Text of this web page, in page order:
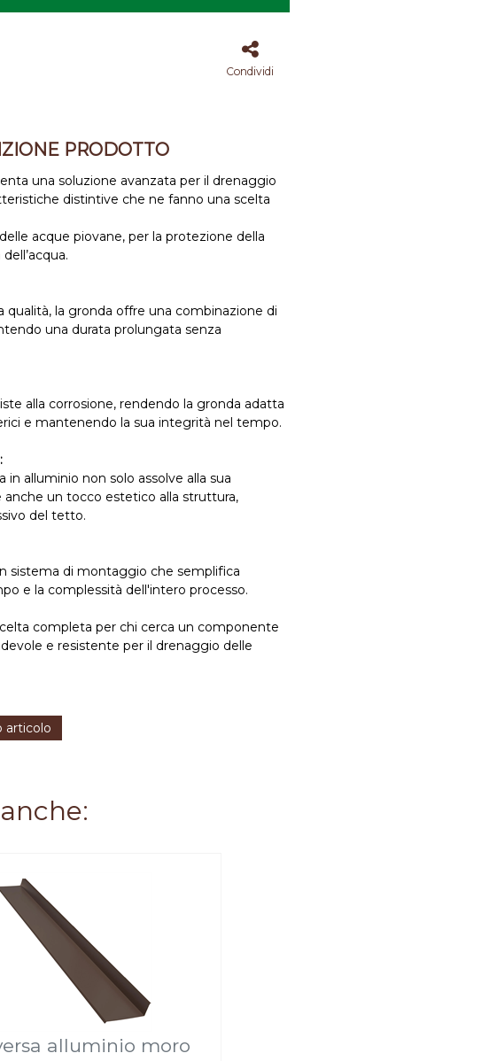
Condividi
PRODOTTO
una soluzione avanzata per il drenaggio
distintive che ne fanno una scelta
acque piovane, per la protezione della
qualità, la gronda offre una combinazione di
una durata prolungata senza
alla corrosione, rendendo la gronda adatta
e mantenendo la sua integrità nel tempo.
alluminio non solo assolve alla sua
un tocco estetico alla struttura,
del tetto.
sistema di montaggio che semplifica
e la complessità dell'intero processo.
completa per chi cerca un componente
e resistente per il drenaggio delle
articolo
alluminio moro